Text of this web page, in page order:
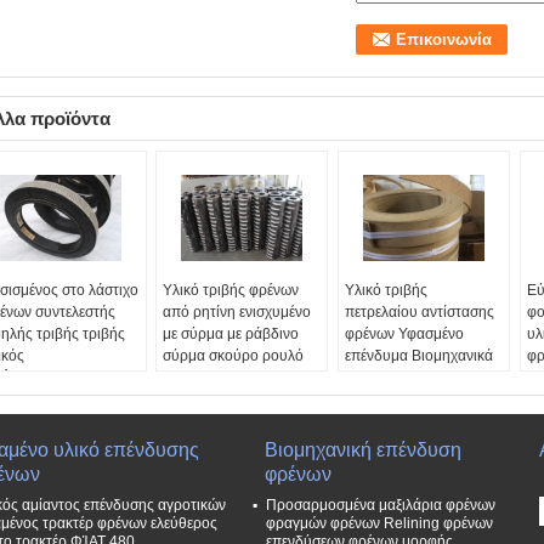
προϊόντα
στο λάστιχο
συντελεστής
τριβής τριβής
330mm
Εξαιρετικό.
δείγματα:
Υλικό τριβής φρένων
από ρητίνη ενισχυμένο
με σύρμα με ράβδινο
σύρμα σκούρο ρουλό
Οργανωτής
Αντίσταση στο λάδι:
Εξαιρετικό.
Αντοχή στο νερό:
Εξαιρετικό.
Διάμετρο:
≤600mm
Υλικό τριβής
πετρελαίου αντίστασης
φρένων Υφασμένο
επένδυμα Βιομηχανικά
Υλικό:Καλώδιο
ίνα, ίνα υάλου, ρητίνη,
κ.λπ.
Ναι, ναι.
Οργανωτής
υλικό επένδυσης
αμίαντος επένδυσης αγροτικών
τρακτέρ φρένων ελεύθερος
Βιομηχανική επένδυση
φρένων
Προσαρμοσμένα μαξιλάρια φρένων
φραγμών φρένων Relining φρένων